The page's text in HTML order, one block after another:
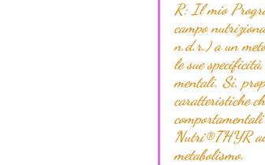
R: Il mio
campo
n.d.r.) a un
le sue
mentali. Sì,
caratteristiche
Nutri®THYR
metabolismo.